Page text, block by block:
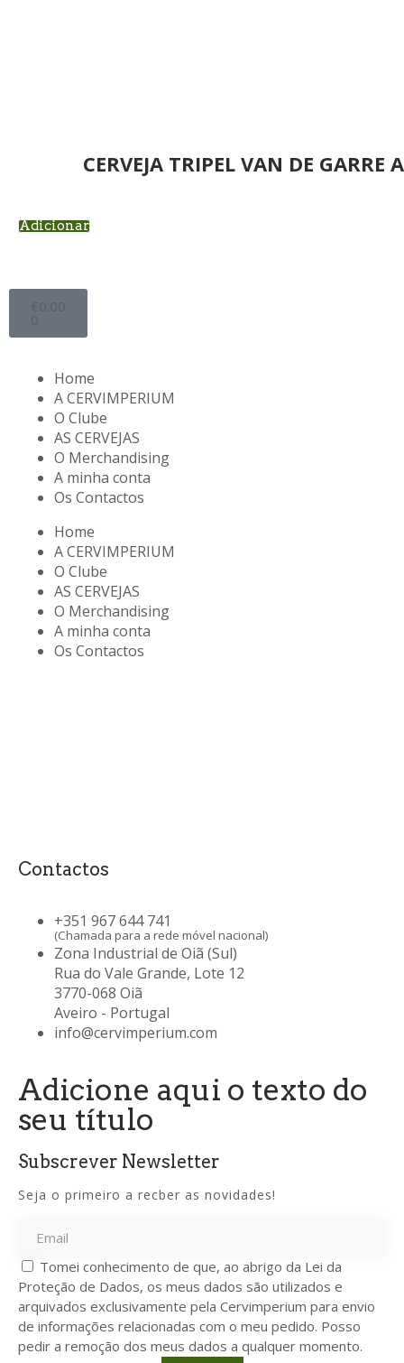
CERVEJA TRIPEL VAN DE
Adicionar
€0.00
0
Home
A CERVIMPERIUM
O Clube
AS CERVEJAS
O Merchandising
A minha conta
Os Contactos
Home
A CERVIMPERIUM
O Clube
AS CERVEJAS
O Merchandising
A minha conta
Os Contactos
Contactos
+351 967 644 741
(Chamada para a rede móvel nacional)
Zona Industrial de Oiã (Sul)
Rua do Vale Grande, Lote 12
3770-068 Oiã
Aveiro - Portugal
info@cervimperium.com
Adicione aqui o texto do
seu título
Subscrever Newsletter
Seja o primeiro a recber as novidades!
Tomei conhecimento de que, ao abrigo da Lei da
Proteção de Dados, os meus dados são utilizados e
arquivados exclusivamente pela Cervimperium para envio
de informações relacionadas com o meu pedido. Posso
pedir a remoção dos meus dados a qualquer momento.